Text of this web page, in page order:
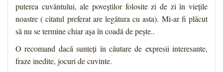
puterea cuvântului, ale poveștilor folosite zi de zi în viețile
noastre ( citatul preferat are legătura cu asta). Mi-ar fi plăcut
să nu se termine chiar așa în coadă de pește..
O recomand dacă sunteți în căutare de expresii interesante,
fraze inedite, jocuri de cuvinte.